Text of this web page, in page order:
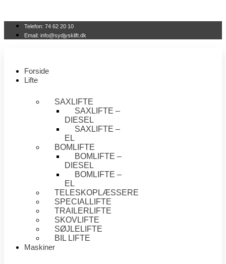
Telefon: 74 62 20 10
Email: info@sydjysklift.dk
Forside
Lifte
SAXLIFTE
SAXLIFTE –
DIESEL
SAXLIFTE –
EL
BOMLIFTE
BOMLIFTE –
DIESEL
BOMLIFTE –
EL
TELESKOPLÆSSERE
SPECIALLIFTE
TRAILERLIFTE
SKOVLIFTE
SØJLELIFTE
BIL LIFTE
Maskiner